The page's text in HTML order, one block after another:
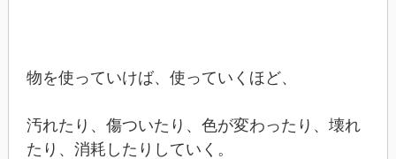
物を使っていけば、使っていくほど、
汚れたり、傷ついたり、色が変わったり、壊れ
たり、消耗したりしていく。